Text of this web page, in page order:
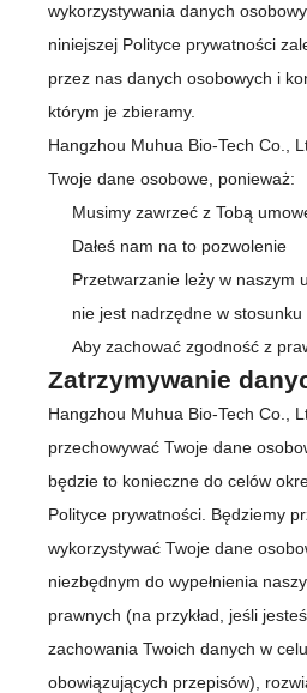
wykorzystywania danych
niniejszej Polityce prywatności
przez nas danych osobowych i
którym je zbieramy.
Hangzhou Muhua Bio-Tech Co.,
Twoje dane osobowe, ponieważ:
Musimy zawrzeć z Tobą
Dałeś nam na to pozwolenie
Przetwarzanie leży w naszym
nie jest nadrzędne w
Aby zachować zgodność z
Zatrzymywanie
Hangzhou Muhua Bio-Tech Co.,
przechowywać Twoje dane
będzie to konieczne do celów
Polityce prywatności. Będziemy
wykorzystywać Twoje dane
niezbędnym do wypełnienia
prawnych (na przykład, jeśli
zachowania Twoich danych w
obowiązujących przepisów),